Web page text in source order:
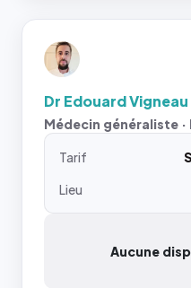
Dr Edouard Vigneau
Médecin généraliste ·
Tarif
Lieu
Aucune